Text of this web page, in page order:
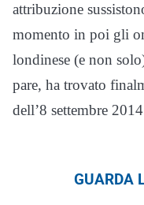
attribuzione
momento in poi gli
londinese (e non
pare, ha trovato
dell’8 settembre
GUARDA